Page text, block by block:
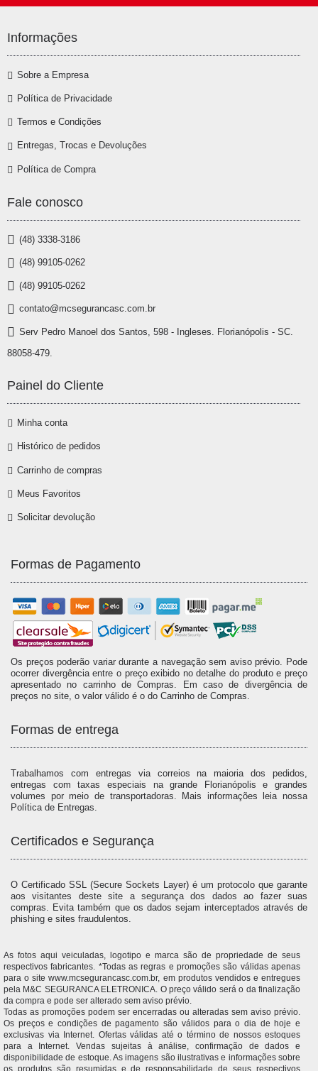
Informações
Sobre a Empresa
Política de Privacidade
Termos e Condições
Entregas, Trocas e Devoluções
Política de Compra
Fale conosco
(48) 3338-3186
(48) 99105-0262
(48) 99105-0262
contato@mcsegurancasc.com.br
Serv Pedro Manoel dos Santos, 598 - Ingleses. Florianópolis - SC.
88058-479.
Painel do Cliente
Minha conta
Histórico de pedidos
Carrinho de compras
Meus Favoritos
Solicitar devolução
Formas de Pagamento
Os preços poderão variar durante a navegação sem aviso prévio. Pode
ocorrer divergência entre o preço exibido no detalhe do produto e preço
apresentado no carrinho de Compras. Em caso de divergência de
preços no site, o valor válido é o do Carrinho de Compras.
Formas de entrega
Trabalhamos com entregas via correios na maioria dos pedidos,
entregas com taxas especiais na grande Florianópolis e grandes
volumes por meio de transportadoras. Mais informações leia nossa
Política de Entregas.
Certificados e Segurança
O Certificado SSL (Secure Sockets Layer) é um protocolo que garante
aos visitantes deste site a segurança dos dados ao fazer suas
compras. Evita também que os dados sejam interceptados através de
phishing e sites fraudulentos.
As fotos aqui veiculadas, logotipo e marca são de propriedade de seus
respectivos fabricantes. *Todas as regras e promoções são válidas apenas
para o site www.mcsegurancasc.com.br, em produtos vendidos e entregues
pela M&C SEGURANCA ELETRONICA. O preço válido será o da finalização
da compra e pode ser alterado sem aviso prévio.
Todas as promoções podem ser encerradas ou alteradas sem aviso prévio.
Os preços e condições de pagamento são válidos para o dia de hoje e
exclusivas via Internet. Ofertas válidas até o término de nossos estoques
para a Internet. Vendas sujeitas à análise, confirmação de dados e
disponibilidade de estoque. As imagens são ilustrativas e informações sobre
os produtos são resumidas e de responsabilidade de seus respectivos